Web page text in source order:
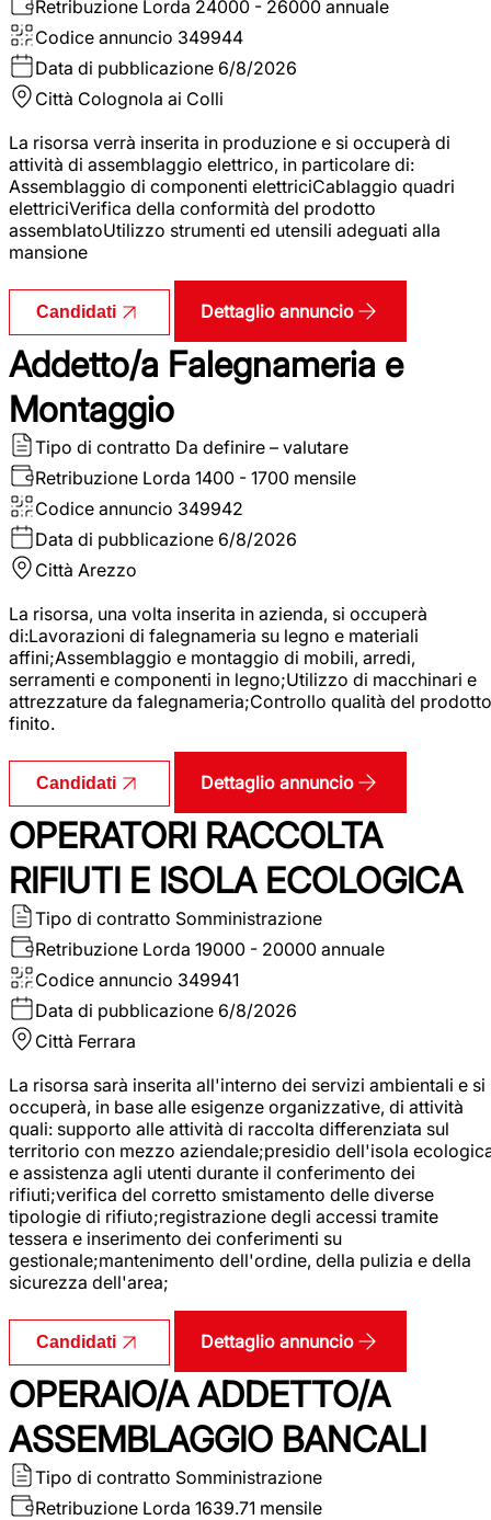
Retribuzione Lorda 24000 - 26000 annuale
Codice annuncio 349944
Data di pubblicazione 6/8/2026
Città Colognola ai Colli
La risorsa verrà inserita in produzione e si occuperà di
attività di assemblaggio elettrico, in particolare di:
Assemblaggio di componenti elettriciCablaggio quadri
elettriciVerifica della conformità del prodotto
assemblatoUtilizzo strumenti ed utensili adeguati alla
mansione
Candidati Dettaglio annuncio
Addetto/a Falegnameria e
Montaggio
Tipo di contratto Da definire – valutare
Retribuzione Lorda 1400 - 1700 mensile
Codice annuncio 349942
Data di pubblicazione 6/8/2026
Città Arezzo
La risorsa, una volta inserita in azienda, si occuperà
di:Lavorazioni di falegnameria su legno e materiali
affini;Assemblaggio e montaggio di mobili, arredi,
serramenti e componenti in legno;Utilizzo di macchinari e
attrezzature da falegnameria;Controllo qualità del prodotto
finito.
Candidati Dettaglio annuncio
OPERATORI RACCOLTA
RIFIUTI E ISOLA ECOLOGICA
Tipo di contratto Somministrazione
Retribuzione Lorda 19000 - 20000 annuale
Codice annuncio 349941
Data di pubblicazione 6/8/2026
Città Ferrara
La risorsa sarà inserita all'interno dei servizi ambientali e si
occuperà, in base alle esigenze organizzative, di attività
quali: supporto alle attività di raccolta differenziata sul
territorio con mezzo aziendale;presidio dell'isola
e assistenza agli utenti durante il conferimento dei
rifiuti;verifica del corretto smistamento delle diverse
tipologie di rifiuto;registrazione degli accessi tramite
tessera e inserimento dei conferimenti su
gestionale;mantenimento dell'ordine, della pulizia e della
sicurezza dell'area;
Candidati Dettaglio annuncio
OPERAIO/A ADDETTO/A
ASSEMBLAGGIO BANCALI
Tipo di contratto Somministrazione
Retribuzione Lorda 1639.71 mensile